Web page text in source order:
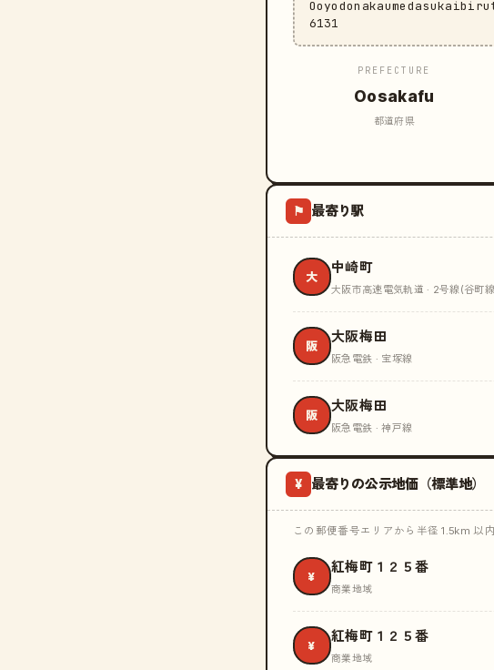
6131
PREFECTURE
Oosakafu
都道府県
⚑ 最寄り駅
大
中崎町
大阪市高速電気軌道 · 2号線(谷町
阪
大阪梅田
阪急電鉄 · 宝塚線
阪
大阪梅田
阪急電鉄 · 神戸線
¥ 最寄りの公示地価（標準地）
この郵便番号エリアから半径 1.5km 以
¥
紅梅町１２５番
商業地域
¥
紅梅町１２５番
商業地域